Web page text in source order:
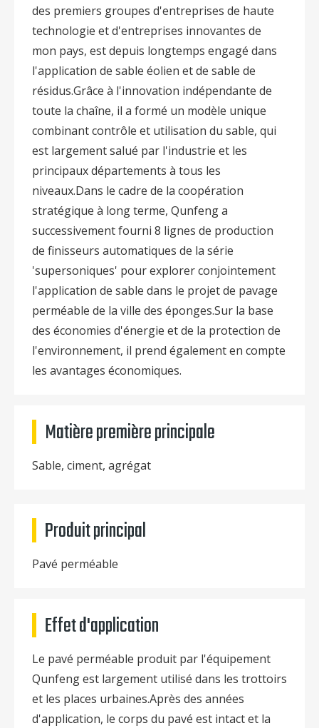
des premiers groupes d'entreprises de haute
technologie et d'entreprises innovantes de
mon pays, est depuis longtemps engagé dans
l'application de sable éolien et de sable de
résidus.Grâce à l'innovation indépendante de
toute la chaîne, il a formé un modèle unique
combinant contrôle et utilisation du sable, qui
est largement salué par l'industrie et les
principaux départements à tous les
niveaux.Dans le cadre de la coopération
stratégique à long terme, Qunfeng a
successivement fourni 8 lignes de production
de finisseurs automatiques de la série
'supersoniques' pour explorer conjointement
l'application de sable dans le projet de pavage
perméable de la ville des éponges.Sur la base
des économies d'énergie et de la protection de
l'environnement, il prend également en compte
les avantages économiques.
Matière première principale
Sable, ciment, agrégat
Produit principal
Pavé perméable
Effet d'application
Le pavé perméable produit par l'équipement
Qunfeng est largement utilisé dans les trottoirs
et les places urbaines.Après des années
d'application, le corps du pavé est intact et la